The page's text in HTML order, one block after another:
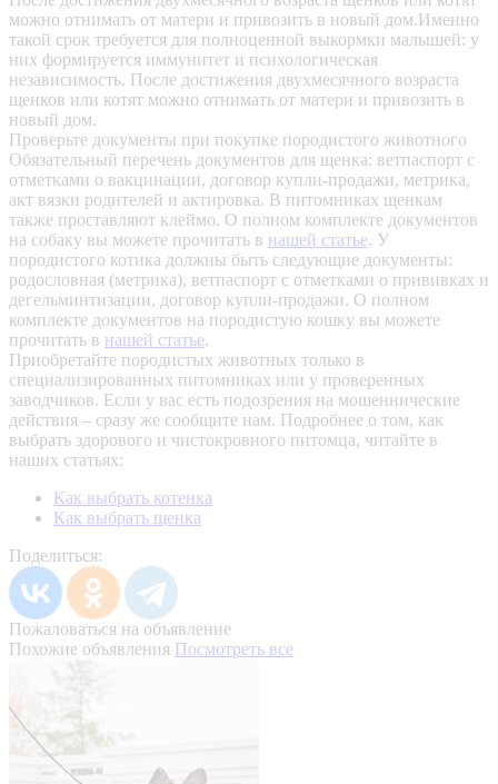
можно отнимать от матери и привозить в новый дом.Именно
такой срок требуется для полноценной выкормки малышей: у
них формируется иммунитет и психологическая
независимость. После достижения двухмесячного возраста
щенков или котят можно отнимать от матери и привозить в
новый дом.
Проверьте документы при покупке породистого животного
Обязательный перечень документов для щенка: ветпаспорт с
отметками о вакцинации, договор купли-продажи, метрика,
акт вязки родителей и актировка. В питомниках щенкам
также проставляют клеймо. О полном комплекте документов
на собаку вы можете прочитать в нашей статье. У
породистого котика должны быть следующие документы:
родословная (метрика), ветпаспорт с отметками о прививках и
дегельминтизации, договор купли-продажи. О полном
комплекте документов на породистую кошку вы можете
прочитать в нашей статье.
Приобретайте породистых животных только в
специализированных питомниках или у проверенных
заводчиков. Если у вас есть подозрения на мошеннические
действия – сразу же сообщите нам. Подробнее о том, как
выбрать здорового и чистокровного питомца, читайте в
наших статьях:
Как выбрать котенка
Как выбрать щенка
Поделиться:
Пожаловаться на объявление
Похожие объявления Посмотреть все